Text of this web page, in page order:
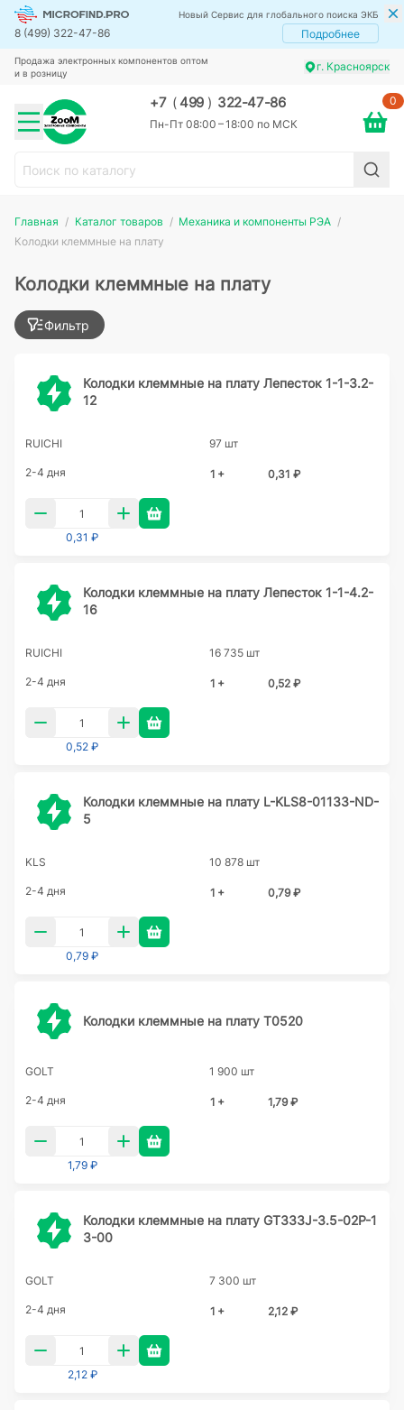
Новый Сервис для глобального поиска ЭКБ
8 (499) 322-47-86 Подробнее
Продажа электронных компонентов оптом
и в розницу
г. Красноярск
+7 (499 ) 322-47-86
Пн-Пт 08:00 – 18:00 по МСК
0
Главная Каталог товаров
Механика и компоненты РЭА
Колодки клеммные на плату
Колодки клеммные на плату
Фильтр
Колодки клеммные на плату Лепесток 1-1-3.2-
12
RUICHI 97 шт
2-4 дня 1 + 0,31 ₽
0,31 ₽
Колодки клеммные на плату Лепесток 1-1-4.2-
16
RUICHI 16 735 шт
2-4 дня 1 + 0,52 ₽
0,52 ₽
Колодки клеммные на плату L-KLS8-01133-ND-
5
KLS 10 878 шт
2-4 дня 1 + 0,79 ₽
0,79 ₽
Колодки клеммные на плату T0520
GOLT 1 900 шт
2-4 дня 1 + 1,79 ₽
1,79 ₽
Колодки клеммные на плату GT333J-3.5-02P-1
3-00
GOLT 7 300 шт
2-4 дня 1 + 2,12 ₽
2,12 ₽